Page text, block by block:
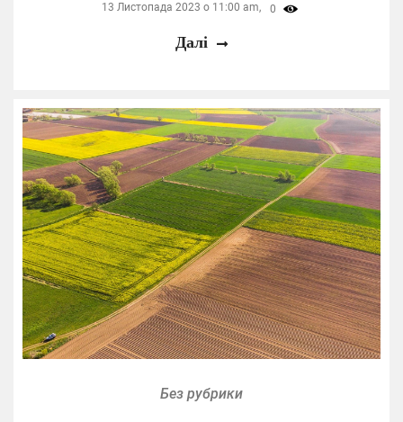
13 Листопада 2023 о 11:00 am, 0
Далі
Без рубрики